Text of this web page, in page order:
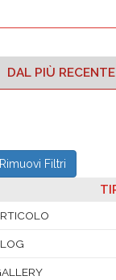
DAL PIÙ RECENTE
Rimuovi Filtri